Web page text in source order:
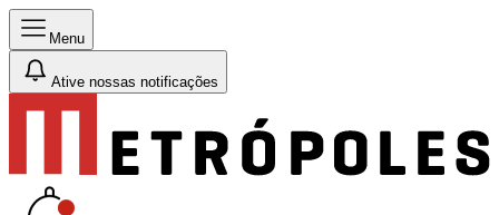
Menu
Ative nossas notificações